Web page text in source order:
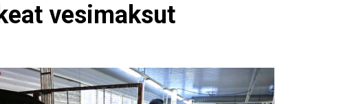
vesimaksut